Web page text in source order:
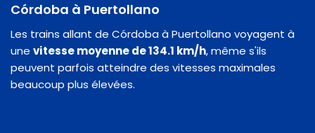
Córdoba à Puertollano
Les trains allant de Córdoba à Puertollano voyagent à
une vitesse moyenne de 134.1 km/h, même s'ils
peuvent parfois atteindre des vitesses maximales
beaucoup plus élevées.